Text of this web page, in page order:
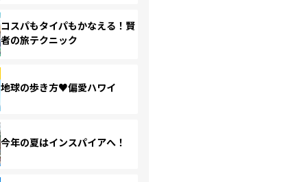
コスパもタイパもかなえる！賢
者の旅テクニック
地球の歩き方♥偏愛ハワイ
今年の夏はインスパイアへ！